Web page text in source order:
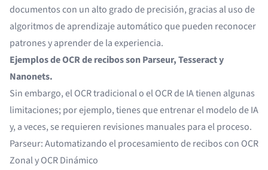
documentos con un alto grado de precisión, gracias al uso de
algoritmos de aprendizaje automático que pueden reconocer
patrones y aprender de la experiencia.
Ejemplos de OCR de recibos son Parseur, Tesseract y
Nanonets.
Sin embargo, el OCR tradicional o el OCR de IA tienen algunas
limitaciones; por ejemplo, tienes que entrenar el modelo de IA
y, a veces, se requieren revisiones manuales para el proceso.
Parseur: Automatizando el procesamiento de recibos con OCR
Zonal y OCR Dinámico